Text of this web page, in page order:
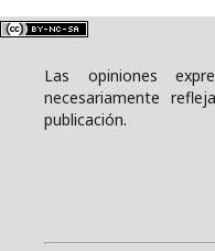
Las opiniones
necesariamente
publicación.